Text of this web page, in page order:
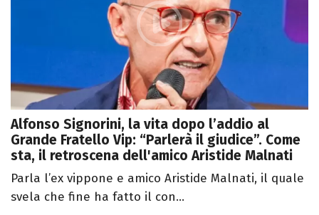
Alfonso Signorini, la vita dopo l’addio al
Grande Fratello Vip: “Parlerà il giudice”. Come
sta, il retroscena dell'amico Aristide Malnati
Parla l’ex vippone e amico Aristide Malnati, il quale
svela che fine ha fatto il con...